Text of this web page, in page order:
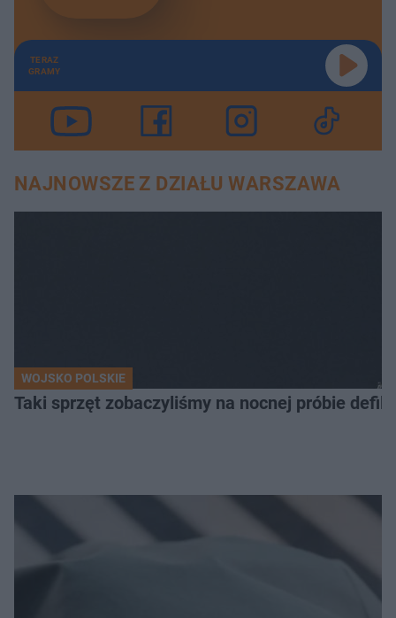
TERAZ
GRAMY
NAJNOWSZE Z DZIAŁU WARSZAWA
WOJSKO POLSKIE
Taki sprzęt zobaczyliśmy na nocnej próbie